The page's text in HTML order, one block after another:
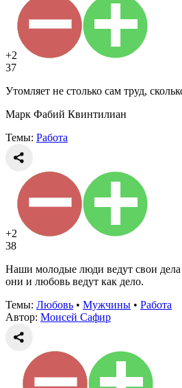
+2
37
Утомляет не столько сам труд,
Марк Фабий Квинтилиан
Темы: Работа
+2
38
Наши молодые люди ведут свои
они и любовь ведут как дело.
Темы: Любовь • Мужчины • Работа
Автор: Моисей Сафир